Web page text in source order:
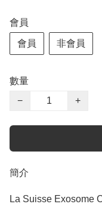
會員
會員 非會員
數量
−
+
簡介
La Suisse Exosome